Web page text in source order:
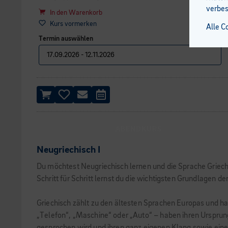
In den Warenkorb
Kurs vormerken
Termin auswählen
Neugriechisch I
Du möchtest Neugriechisch lernen und die Sprache
Schritt für Schritt lernst du die wichtigsten Grundlagen
Griechisch zählt zu den ältesten Sprachen Europas und
„Telefon“, „Maschine“ oder „Auto“ – haben ihren
Alle